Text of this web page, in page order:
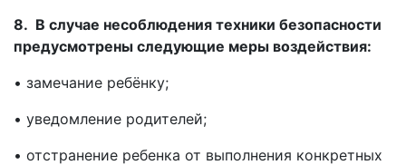
8. В случае несоблюдения техники безопасности
предусмотрены следующие меры воздействия:
• замечание ребёнку;
• уведомление родителей;
• отстранение ребенка от выполнения конкретных